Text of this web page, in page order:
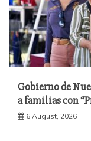
Gobierno de
a familias con
6 August, 2026